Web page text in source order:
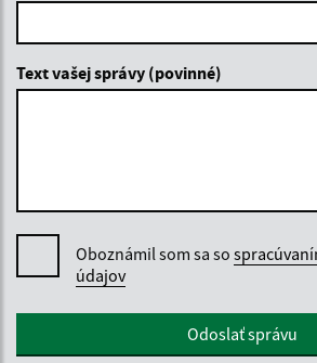
Text vašej správy (povinné)
Oboznámil som sa so
údajov
Google reCaptcha ResponseOdoslať správu